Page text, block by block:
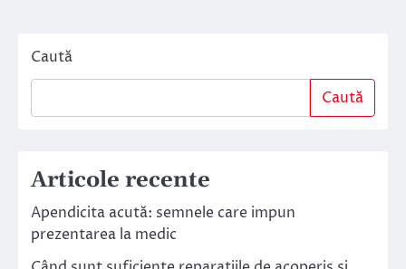
Caută
Caută
Articole recente
Apendicita acută: semnele care impun
prezentarea la medic